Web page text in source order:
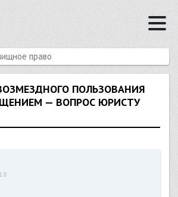
право
ПОЛЬЗОВАНИЯ
— ВОПРОС ЮРИСТУ